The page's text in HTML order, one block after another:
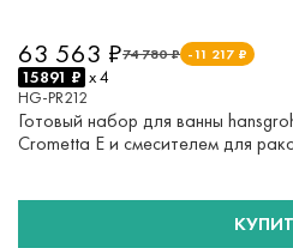
74 780 ₽ -11 217 ₽
63 563 ₽
15891 ₽ x 4
HG-PR212
Готовый набор для ванны
Crometta E и смесителем для